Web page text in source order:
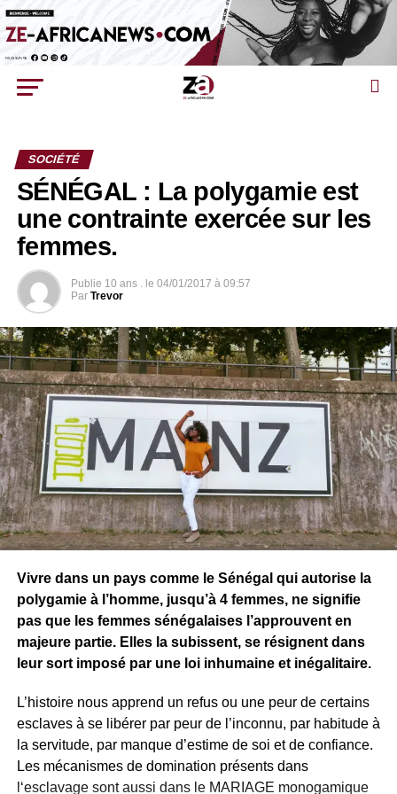
SOCIÉTÉ
SÉNÉGAL : La polygamie est
une contrainte exercée sur les
femmes.
Publie 10 ans . le 04/01/2017 à 09:57
Par Trevor
Vivre dans un pays comme le Sénégal qui autorise la
polygamie à l’homme, jusqu’à 4 femmes, ne signifie
pas que les femmes sénégalaises l’approuvent en
majeure partie. Elles la subissent, se résignent dans
leur sort imposé par une loi inhumaine et inégalitaire.
L’histoire nous apprend un refus ou une peur de certains
esclaves à se libérer par peur de l’inconnu, par habitude à
la servitude, par manque d’estime de soi et de confiance.
Les mécanismes de domination présents dans
l‘esclavage sont aussi dans le MARIAGE monogamique